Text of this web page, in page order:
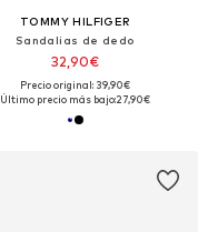
TOMMY HILFIGER
Sandalias de dedo
32,90€
Precio original: 39,90€
Último precio más bajo:27,90€